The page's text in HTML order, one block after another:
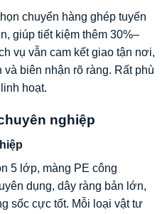
chuyển hàng ghép tuyến
giúp tiết kiệm thêm 30%–
vụ vẫn cam kết giao tận nơi,
biên nhận rõ ràng. Rất phù
hoạt.
nghiệp
5 lớp, màng PE công
dụng, dây ràng bản lớn,
sốc cực tốt. Mỗi loại vật tư